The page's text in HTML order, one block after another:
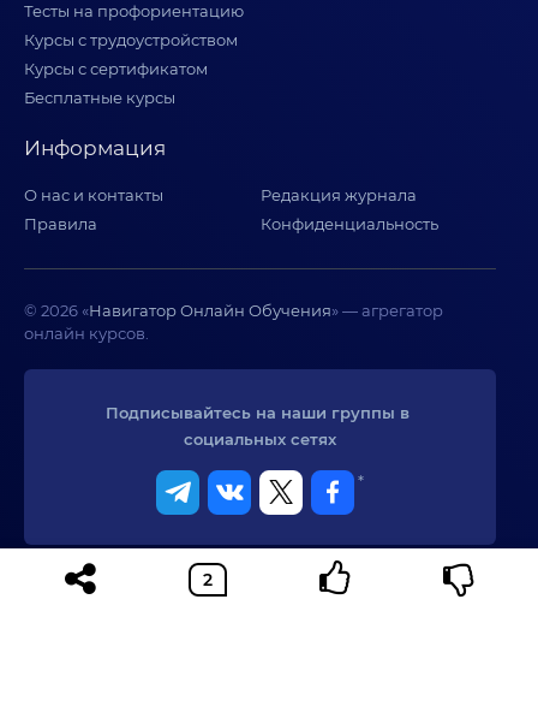
Тесты на профориентацию
Курсы с трудоустройством
Курсы с сертификатом
Бесплатные курсы
Информация
О нас и контакты
Редакция журнала
Правила
Конфиденциальность
© 2026 «Навигатор Онлайн Обучения» — агрегатор
онлайн курсов.
Подписывайтесь на наши группы в
социальных сетях
*
Реклама. Информация о рекламодателе по ссылкам на странице.